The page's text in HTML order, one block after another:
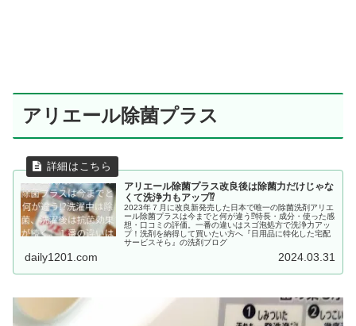
アリエール除菌プラス
アリエール除菌プラス改良後は除菌力だけじゃな
くて洗浄力もアップ⁉
2023年７月に改良新発売した日本で唯一の除菌洗剤アリエ
ール除菌プラスは今までと何が違う⁉特長・成分・使った感
想・口コミの評価。一番の違いはスゴ泡処方で洗浄力アッ
プ！洗剤を納得して買いたい方へ『日用品に特化した宅配
サービスそら』の洗剤ブログ
daily1201.com 2024.03.31